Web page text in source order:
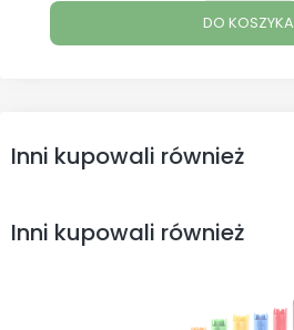
DO KOSZYKA
Inni kupowali również
Inni kupowali również